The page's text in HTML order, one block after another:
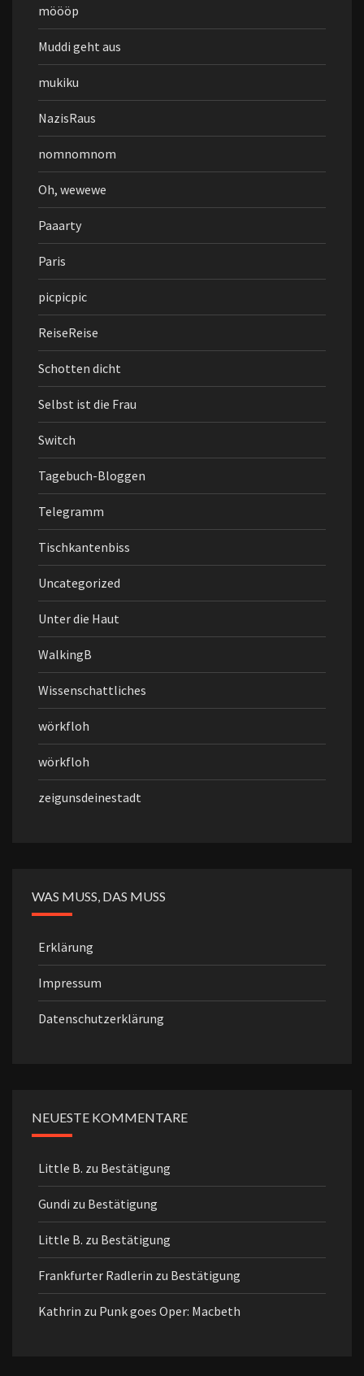
möööp
Muddi geht aus
mukiku
NazisRaus
nomnomnom
Oh, wewewe
Paaarty
Paris
picpicpic
ReiseReise
Schotten dicht
Selbst ist die Frau
Switch
Tagebuch-Bloggen
Telegramm
Tischkantenbiss
Uncategorized
Unter die Haut
WalkingB
Wissenschattliches
wörkfloh
wörkfloh
zeigunsdeinestadt
WAS MUSS, DAS MUSS
Erklärung
Impressum
Datenschutzerklärung
NEUESTE KOMMENTARE
Little B. zu Bestätigung
Gundi zu Bestätigung
Little B. zu Bestätigung
Frankfurter Radlerin zu Bestätigung
Kathrin zu Punk goes Oper: Macbeth